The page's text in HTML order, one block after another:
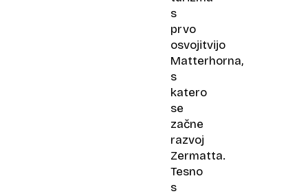
s
prvo
osvojitvijo
Matterhorna,
s
katero
se
začne
razvoj
Zermatta.
Tesno
s